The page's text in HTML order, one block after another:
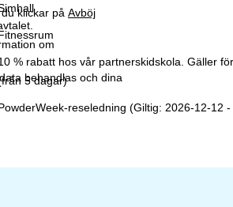
klickar på Avböj
om
behandlas och dina
% rabatt hos vår partnerskidskola. Gäller
5 dagar)
reseledning (Giltig: 2026-12-12